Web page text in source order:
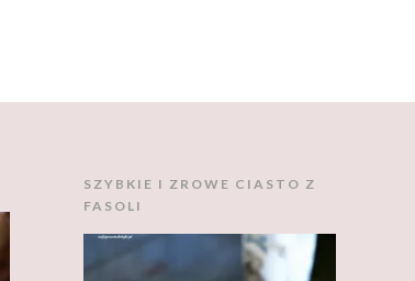
SZYBKIE I ZROWE CIASTO Z
FASOLI